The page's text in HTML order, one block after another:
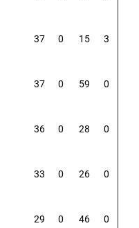
37 0 15 3
37 0 59 0
36 0 28 0
33 0 26 0
29 0 46 0